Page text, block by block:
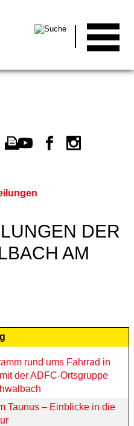
DER
AM
rund ums Fahrrad in
der ADFC-Ortsgruppe
Taunus – Einblicke in die